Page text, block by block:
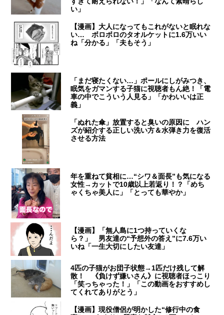
い」
【漫画】大人になってもこれがないと眠れな
い… ボロボロのタオルケットに1.6万いい
ね「分かる」「夫もそう」
「まだ寝たくない…」ポールにしがみつき、
眠気をガマンする子猫に視聴者もん絶！「電
車の中でこういう人見る」「かわいいは正
義」
「ぬれた傘」放置すると臭いの原因に ハン
ズが紹介する正しい洗い方＆水弾き力を復活
させる方法
年を重ねて貧相に…“シワ＆面長”も気になる
女性→カットで10歳以上若返り！？「めち
ゃくちゃ美人に」「とっても華やか」
【漫画】「無人島に1つ持っていくな
ら？」 男友達の“予想外の答え”に7.6万い
いね「一生大切にしたい友達」
4匹の子猫がお団子状態→1匹だけ残して解
散！ 《負けず嫌いさん》に視聴者ほっこり
「笑っちゃった！」「この動画をおすすめし
てくれてありがとう」
【漫画】現役僧侶が明かした“修行中の食